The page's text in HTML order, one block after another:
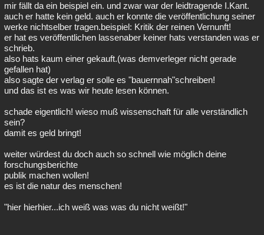
mir fällt da ein beispiel ein. und zwar war der leidtragende I.Kant.
auch er hatte kein geld. auch er konnte die veröffentlichung seiner
werke nichtselber tragen.beispiel: Kritik der reinen Vernunft!
er hat es veröffentlichen lassenaber keiner hats verstanden was er
schrieb.
also hats kaum einer gekauft.(was demverleger nicht gerade
gefallen hat)
also sagte der verlag er solle es "bauernnah"schreiben!
und das ist es was wir heute lesen können.
schade eigentlich! wieso muß wissenschaft für alle verständlich
sein?
damit es geld bringt!
weiter würdest du doch auch so schnell wie möglich deine
forschungsberichte
publik machen wollen!
es ist die natur des menschen!
"hier hierhier...ich weiß was was du nicht weißt!"